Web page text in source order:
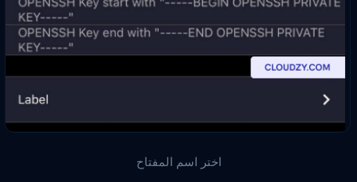
اختر اسم المفتاح